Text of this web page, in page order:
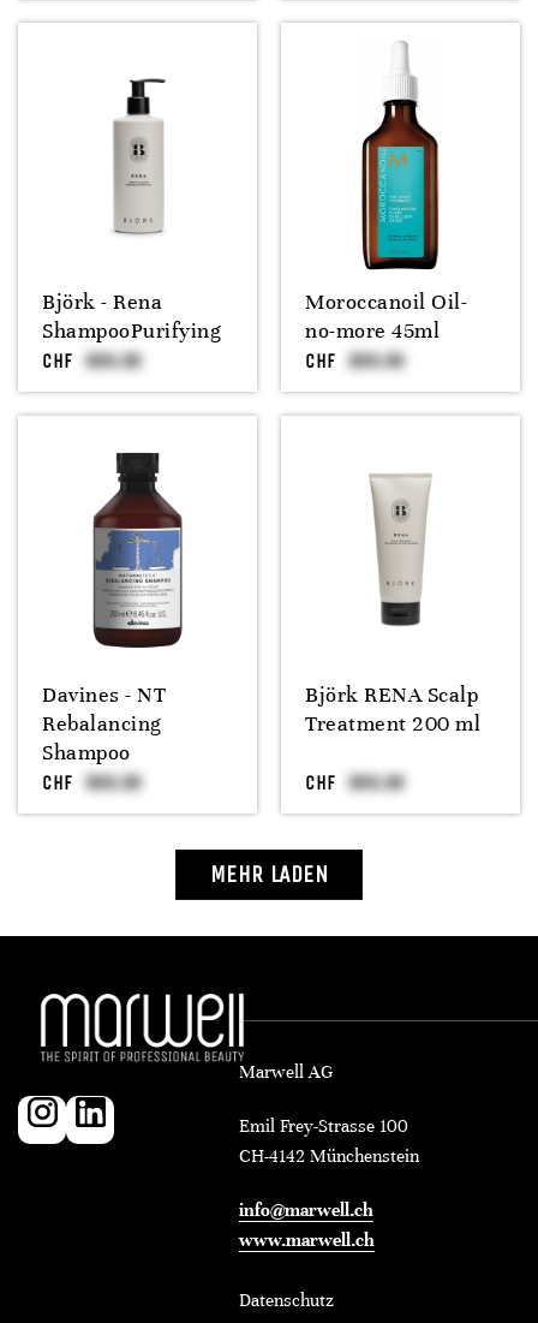
Björk - Rena
ShampooPurifying
CHF
Moroccanoil Oil-
no-more 45ml
CHF
Davines - NT
Rebalancing
Shampoo
CHF
Björk RENA Scalp
Treatment 200 ml
CHF
MEHR LADEN
Marwell AG
Emil Frey-Strasse 100
CH-4142 Münchenstein
info@marwell.ch
www.marwell.ch
Datenschutz